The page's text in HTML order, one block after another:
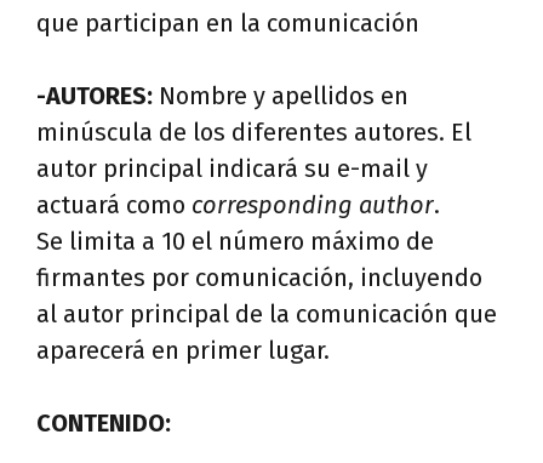
que participan en la comunicación
-AUTORES: Nombre y apellidos en
minúscula de los diferentes autores. El
autor principal indicará su e-mail y
actuará como corresponding author.
Se limita a 10 el número máximo de
firmantes por comunicación, incluyendo
al autor principal de la comunicación que
aparecerá en primer lugar.
CONTENIDO: